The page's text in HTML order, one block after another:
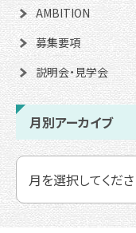
AMBITION
募集要項
説明会・見学会
月別アーカイブ